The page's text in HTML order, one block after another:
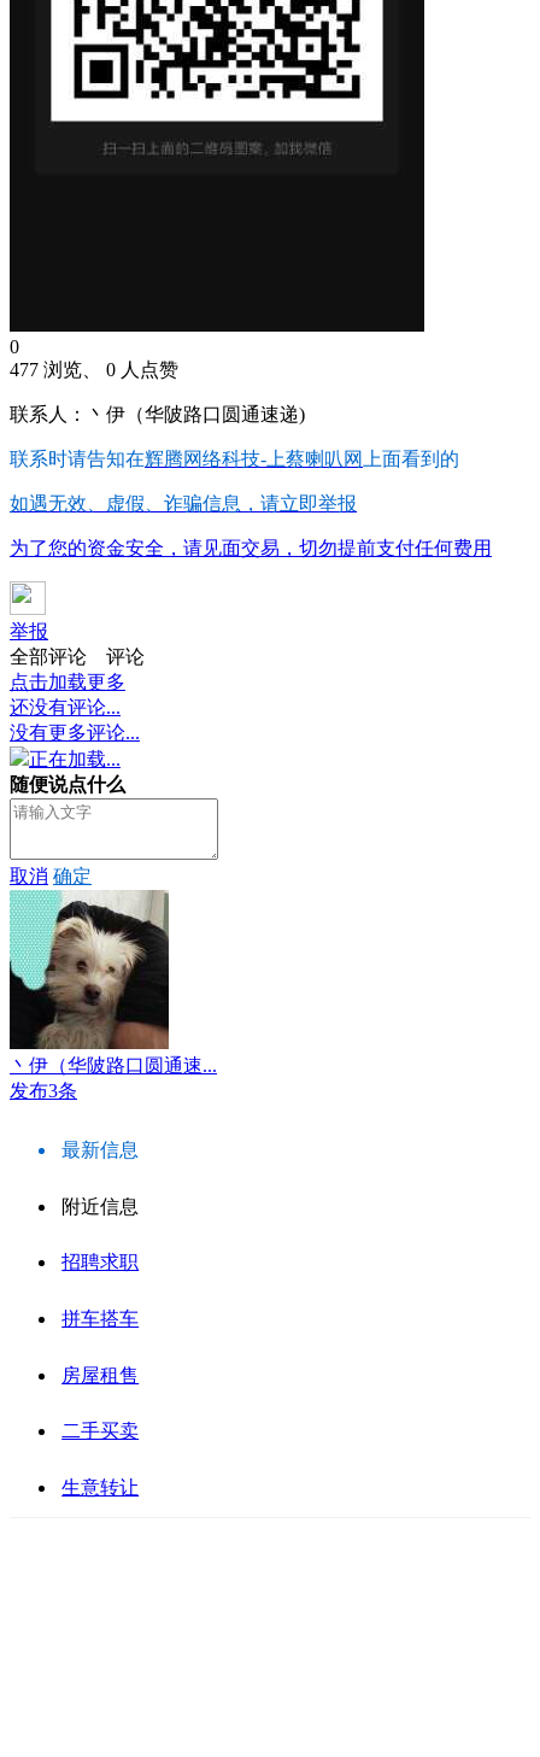
0
477 浏览、 0 人点赞
联系人：丶伊（华陂路口圆通速递)
联系时请告知在辉腾网络科技-上蔡喇叭网 上面看到的
如遇无效、虚假、诈骗信息，请立即举报
为了您的资金安全，请见面交易，切勿提前支付任何费用
举报
全部评论
评论
点击加载更多
还没有评论...
没有更多评论...
正在加载...
随便说点什么
取消 确定
丶伊（华陂路口圆通速...
发布3条
最新信息
附近信息
招聘求职
拼车搭车
房屋租售
二手买卖
生意转让